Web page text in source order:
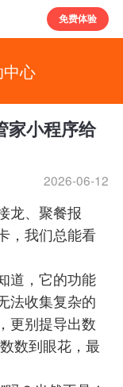
免费体验
心
家小程序给
2026-06-12
龙、聚餐报
，我们总能看
道，它的功能
法收集复杂的
更别提导出数
数到眼花，最